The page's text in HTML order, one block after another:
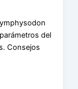
del
Consejos